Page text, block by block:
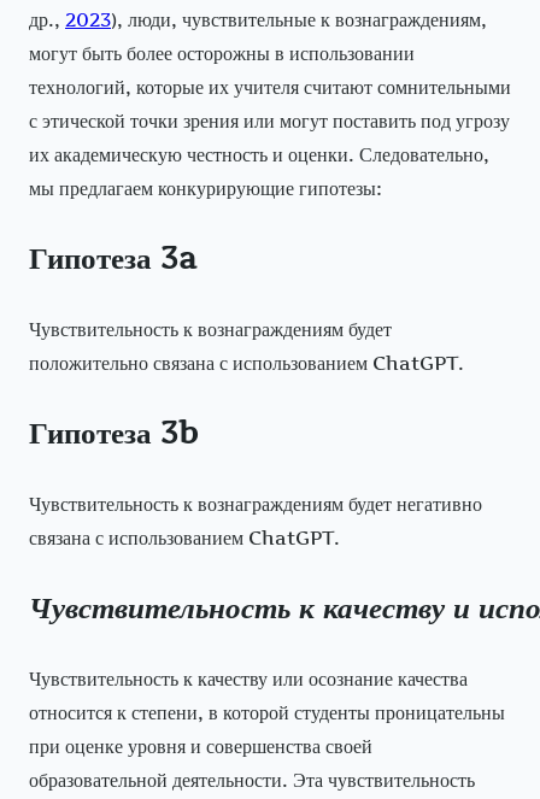
др., 2023), люди, чувствительные к вознаграждениям,
могут быть более осторожны в использовании
технологий, которые их учителя считают сомнительными
с этической точки зрения или могут поставить под угрозу
их академическую честность и оценки. Следовательно,
мы предлагаем конкурирующие гипотезы:
Гипотеза 3a
Чувствительность к вознаграждениям будет
положительно связана с использованием ChatGPT.
Гипотеза 3b
Чувствительность к вознаграждениям будет негативно
связана с использованием ChatGPT.
Чувствительность к качеству и
Чувствительность к качеству или осознание качества
относится к степени, в которой студенты проницательны
при оценке уровня и совершенства своей
образовательной деятельности. Эта чувствительность